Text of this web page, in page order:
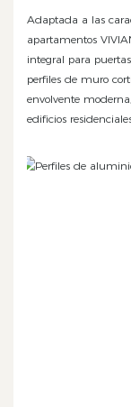
Adaptada a las
apartamentos
integral para
perfiles de muro
envolvente
edificios